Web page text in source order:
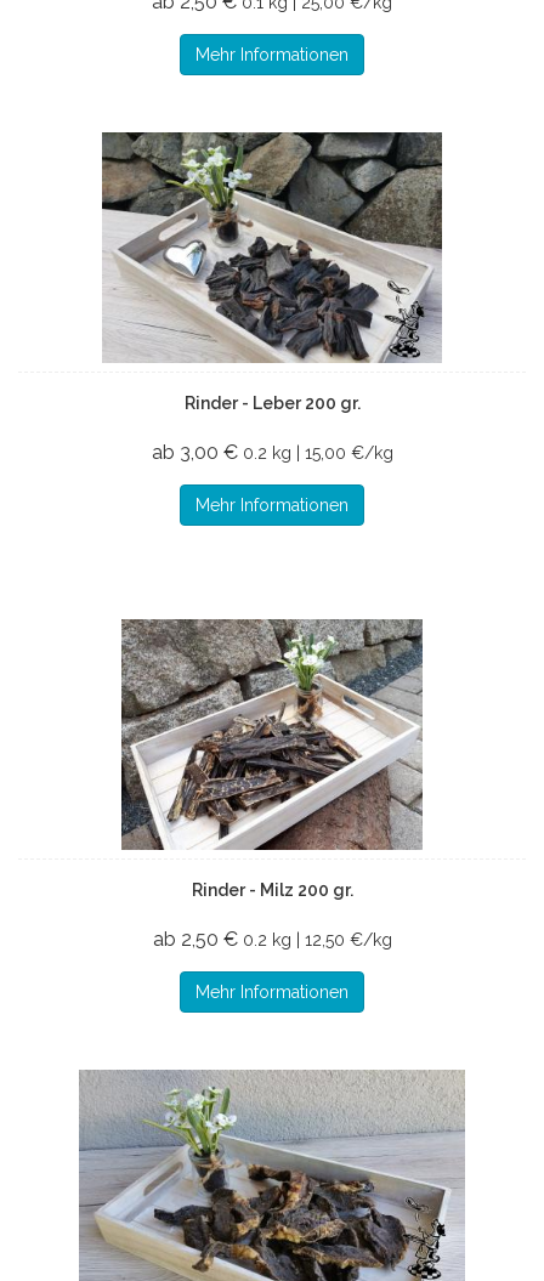
Mehr Informationen
Rinder - Leber 200 gr.
ab 3,00 € 0.2 kg | 15,00 €/kg
Mehr Informationen
Rinder - Milz 200 gr.
ab 2,50 € 0.2 kg | 12,50 €/kg
Mehr Informationen